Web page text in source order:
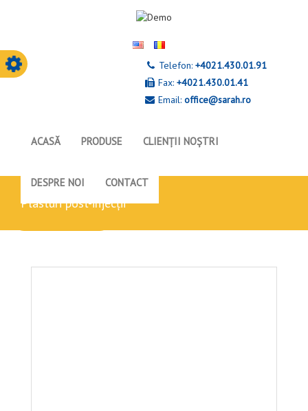
Telefon: +4021.430.01.91
Fax: +4021.430.01.41
Email: office@sarah.ro
ACASĂ PRODUSE CLIENȚII NOȘTRI
DESPRE NOI CONTACT
plasturi post-injecții